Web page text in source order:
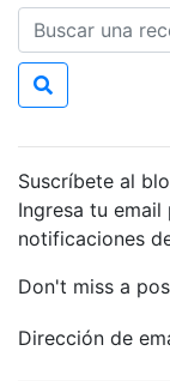
Suscríbete al
Ingresa tu
notificaciones
Don't miss a
Dirección de